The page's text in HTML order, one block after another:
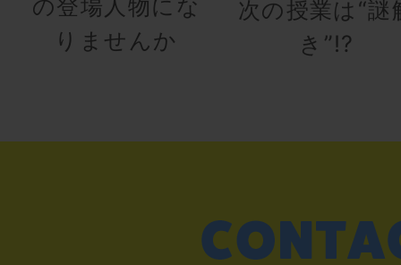
の登場人物にな
りませんか
次の授業は“謎
き”!?